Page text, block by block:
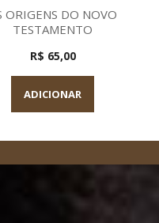
Visualização rápida
ORIGENS DO NOVO
TESTAMENTO
R$ 65,00
ADICIONAR